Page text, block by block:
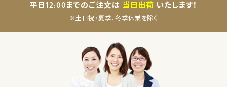
平日12:00までのご注文は 当日出荷 いたします！
※土日祝・夏季、冬季休業を除く